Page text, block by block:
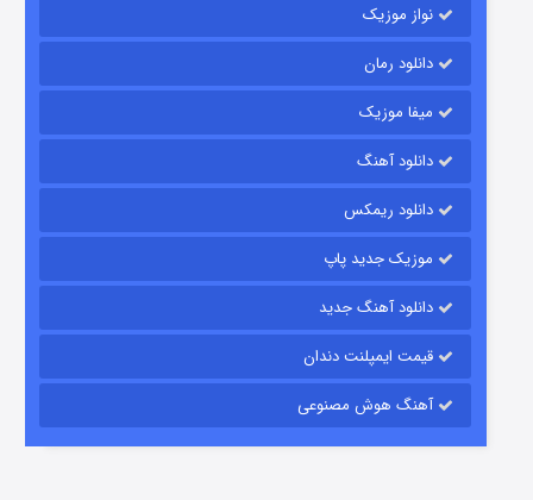
قسمت
نواز موزیک
دانلود رمان
میفا موزیک
دانلود آهنگ
دانلود ریمکس
موزیک جدید پاپ
دانلود آهنگ جدید
قیمت ایمپلنت دندان
آهنگ هوش مصنوعی